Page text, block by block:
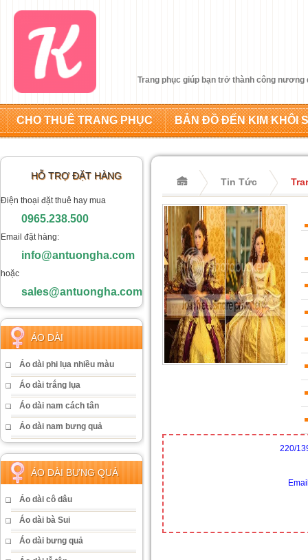
Trang phục giúp bạn trở thành công nương
CHO THUÊ TRANG PHỤC BẢN ĐỒ ĐẾN KIM KHÔI
HỖ TRỢ ĐẶT HÀNG
Điện thoại đặt thuê hay mua
0965.238.500
Email đặt hàng:
info@antuongha.com
hoặc
sales@antuongha.com
ÁO DÀI
Áo dài phi lụa nhiều màu
Áo dài trắng lụa
Áo dài nam cách tân
Áo dài nam bưng quả
ÁO DÀI BƯNG QUẢ
Áo dài cô dâu
Áo dài bà Sui
Áo dài bưng quả
Tin Tức
220/